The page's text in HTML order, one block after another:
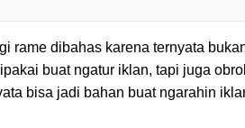
rame dibahas karena ternyata
buat ngatur iklan, tapi juga
bisa jadi bahan buat ngarahin